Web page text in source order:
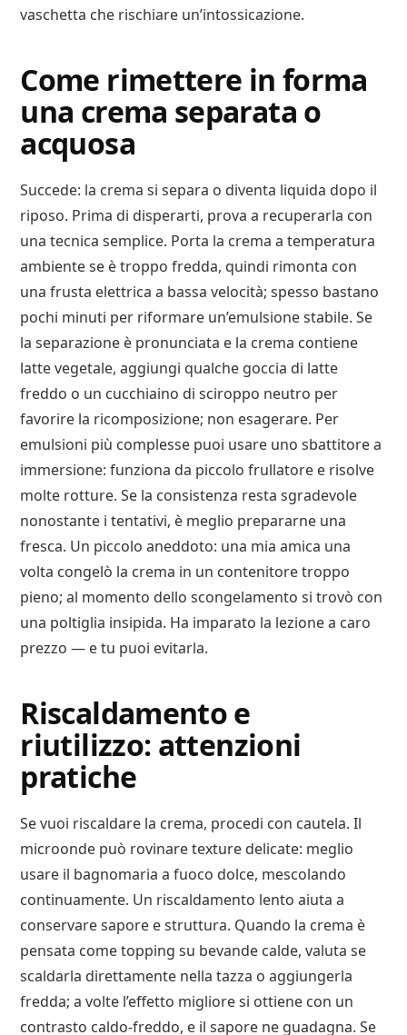
vaschetta che rischiare un’intossicazione.
Come rimettere in forma
una crema separata o
acquosa
Succede: la crema si separa o diventa liquida dopo il
riposo. Prima di disperarti, prova a recuperarla con
una tecnica semplice. Porta la crema a temperatura
ambiente se è troppo fredda, quindi rimonta con
una frusta elettrica a bassa velocità; spesso bastano
pochi minuti per riformare un’emulsione stabile. Se
la separazione è pronunciata e la crema contiene
latte vegetale, aggiungi qualche goccia di latte
freddo o un cucchiaino di sciroppo neutro per
favorire la ricomposizione; non esagerare. Per
emulsioni più complesse puoi usare uno sbattitore a
immersione: funziona da piccolo frullatore e risolve
molte rotture. Se la consistenza resta sgradevole
nonostante i tentativi, è meglio prepararne una
fresca. Un piccolo aneddoto: una mia amica una
volta congelò la crema in un contenitore troppo
pieno; al momento dello scongelamento si trovò con
una poltiglia insipida. Ha imparato la lezione a caro
prezzo — e tu puoi evitarla.
Riscaldamento e
riutilizzo: attenzioni
pratiche
Se vuoi riscaldare la crema, procedi con cautela. Il
microonde può rovinare texture delicate: meglio
usare il bagnomaria a fuoco dolce, mescolando
continuamente. Un riscaldamento lento aiuta a
conservare sapore e struttura. Quando la crema è
pensata come topping su bevande calde, valuta se
scaldarla direttamente nella tazza o aggiungerla
fredda; a volte l’effetto migliore si ottiene con un
contrasto caldo-freddo, e il sapore ne guadagna. Se